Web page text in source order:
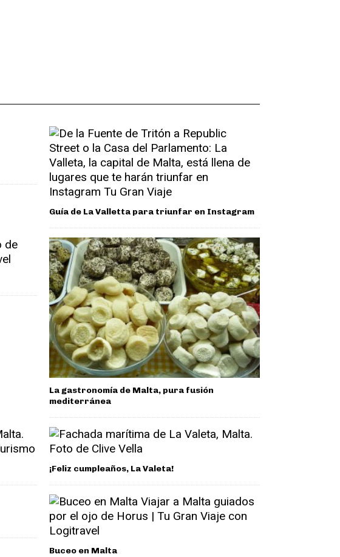
Guía de La Valletta para triunfar en Instagram
La gastronomía de Malta, pura fusión
mediterránea
¡Feliz cumpleaños, La Valeta!
Buceo en Malta